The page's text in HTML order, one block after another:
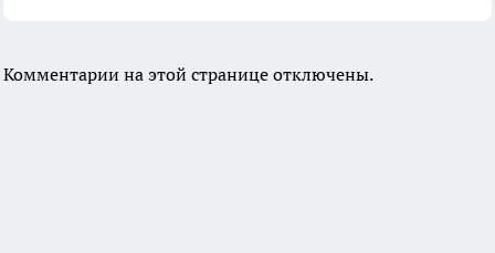
Комментарии на этой странице отключены.